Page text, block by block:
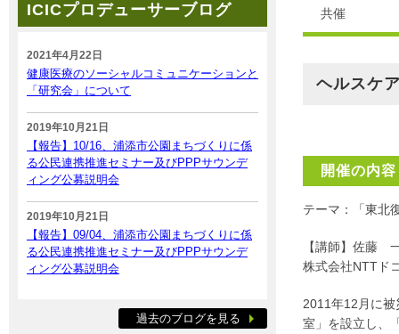
共催
ヘルスケ
開催の内容
テーマ：「東北
【講師】佐藤
株式会社NTTド
2011年12月に
室」を設立し、
ICICプロデューサーブログ
2021年4月22日
健康医療のソーシャルコミュニケーションと
「研究会」について
2019年10月21日
【報告】10/16、浦添市公園まちづくりに係
る公民連携推進セミナー及びPPPサウンデ
ィング公募説明会
2019年10月21日
【報告】09/04、浦添市公園まちづくりに係
る公民連携推進セミナー及びPPPサウンデ
ィング公募説明会
過去のブログを見る